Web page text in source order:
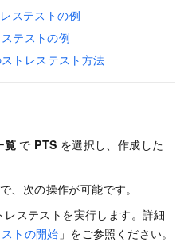
ステストの例
テストの例
トレステスト方法
覧 で PTS を選択し、作成した
、次の操作が可能です。
ステストを実行します。詳細
トの開始 」をご参照ください。